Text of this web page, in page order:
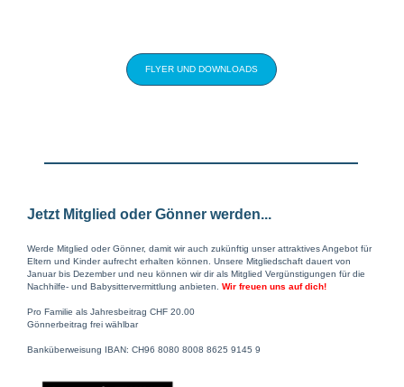
FLYER UND DOWNLOADS
Jetzt Mitglied oder Gönner werden...
Werde Mitglied oder Gönner, damit wir auch zukünftig unser attraktives Angebot für
Eltern und Kinder aufrecht erhalten können. Unsere Mitgliedschaft dauert von
Januar bis Dezember und neu können wir dir als Mitglied Vergünstigungen für die
Nachhilfe- und Babysittervermittlung anbieten. Wir freuen uns auf dich!
Pro Familie als Jahresbeitrag CHF 20.00
Gönnerbeitrag frei wählbar
Banküberweisung IBAN: CH96 8080 8008 8625 9145 9